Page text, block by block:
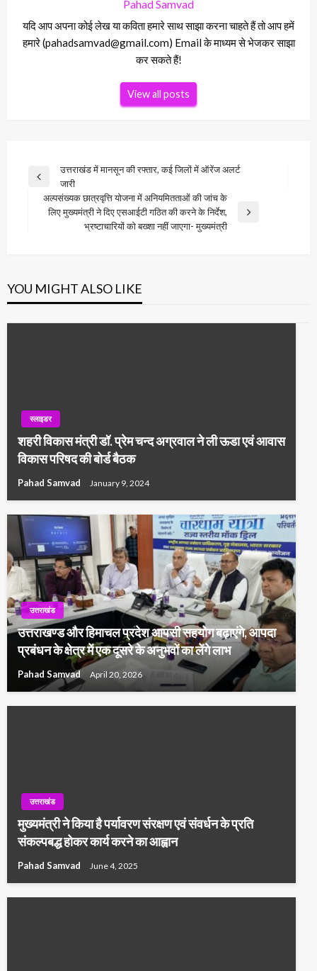
Pahad Samvad
यदि आप अपना कोई लेख या कविता हमारे साथ साझा करना चाहते हैं तो आप हमें
हमारे (pahadsamvad@gmail.com) Email के माध्यम से भेजकर साझा
कर सकते हैं!
View all posts
Post
navigation
Previous
Post
उत्तराखंड में मानसून की रफ्तार, कई जिलों में ऑरेंज अलर्ट
जारी
Next
अल्पसंख्यक छात्रवृत्ति योजना में अनियमितताओं की जांच के
लिए मुख्यमंत्री ने दिए एसआईटी गठित की करने के निर्देश,
भ्रष्टाचारियों को बख्शा नहीं जाएगा- मुख्यमंत्री
YOU MIGHT ALSO LIKE
स्लाइडर
शहरी विकास मंत्री डॉ. प्रेम चन्द अग्रवाल ने ली ऊडा एवं आवास
विकास परिषद की बोर्ड बैठक
Pahad Samvad January 9, 2024
उत्तराखंड
उत्तराखण्ड और हिमाचल प्रदेश आपसी सहयोग बढ़ाएंगे, आपदा
प्रबंधन के क्षेत्र में एक दूसरे के अनुभवों का लेंगे लाभ
Pahad Samvad April 20, 2026
उत्तराखंड
मुख्यमंत्री ने किया है पर्यावरण संरक्षण एवं संवर्धन के प्रति
संकल्पबद्ध होकर कार्य करने का आह्वान
Pahad Samvad June 4, 2025